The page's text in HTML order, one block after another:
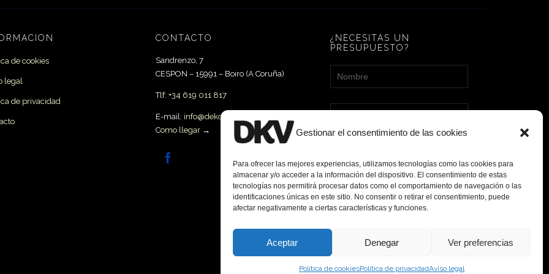
Gestionar el consentimiento de las cookies
Para ofrecer las mejores experiencias, utilizamos tecnologías como las cookies para
almacenar y/o acceder a la información del dispositivo. El consentimiento de estas
tecnologías nos permitirá procesar datos como el comportamiento de navegación o las
identificaciones únicas en este sitio. No consentir o retirar el consentimiento, puede
afectar negativamente a ciertas características y funciones.
Aceptar Denegar Ver preferencias
Política de cookiesPolítica de privacidadAviso legal
de cookies
legal
de privacidad
CONTACTO
Sandrenzo, 7
CESPON – 15991 – Boiro (A Coruña)
Tlf: +34 619 011 817
E-mail: info@dekove.es
Como llegar →

¿NECESITAS UN
PRESUPUESTO?
DEKOVE REHABILITACIONES ®